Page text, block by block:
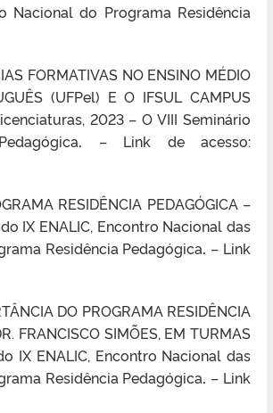
Nacional do Programa Residência
FORMATIVAS NO ENSINO MÉDIO
(UFPel) E O IFSUL CAMPUS
2023 –O VIII Seminário
. – Link de acesso:
RESIDÊNCIA PEDAGÓGICA –
do IX ENALIC, Encontro Nacional das
Residência Pedagógica. – Link
DO PROGRAMA RESIDÊNCIA
FRANCISCO SIMÕES, EM TURMAS
IX ENALIC, Encontro Nacional das
Residência Pedagógica. – Link